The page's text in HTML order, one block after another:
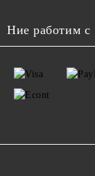
Ние работим с